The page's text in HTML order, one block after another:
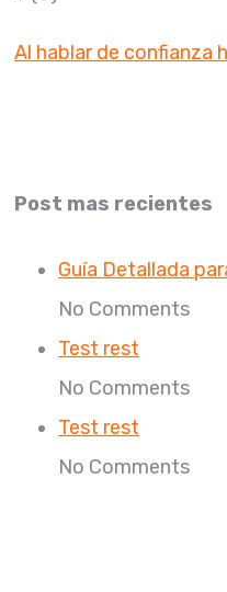
Al hablar de confianza
Post mas recientes
Guía Detallada
No Comments
Test rest
No Comments
Test rest
No Comments